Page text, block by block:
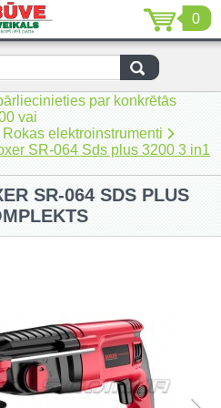
0
par konkrētās
vai
Rokas elektroinstrumenti
SR-064 Sds plus 3200 3 in1
SR-064 SDS PLUS
(2)